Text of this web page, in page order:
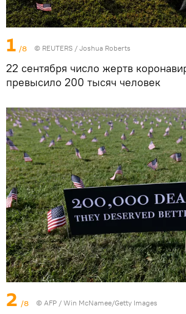
1 /8 © REUTERS / Joshua Roberts
22 сентября число жертв
превысило 200 тысяч человек
2 /8 © AFP / Win McNamee/Getty Images